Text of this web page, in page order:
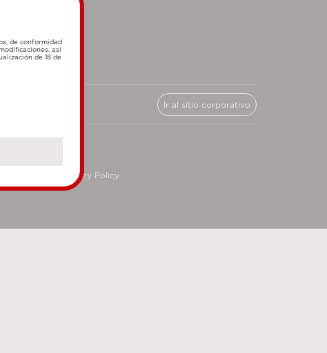
Ir al sitio corporativo
Privacy Policy
de conformidad
así
de 18 de